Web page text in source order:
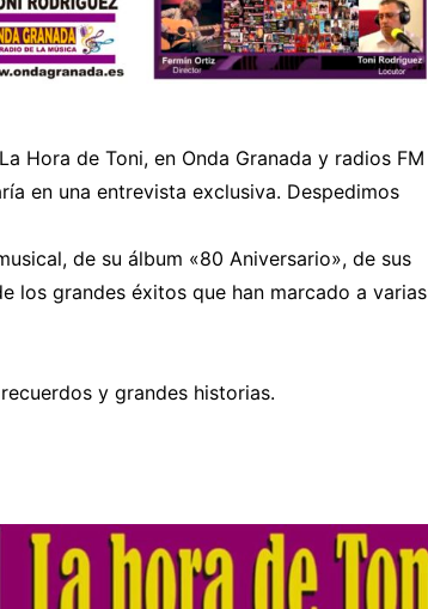
Hora de Toni, en Onda Granada y radios FM
en una entrevista exclusiva. Despedimos
de su álbum «80 Aniversario», de sus
los grandes éxitos que han marcado a varias
y grandes historias.